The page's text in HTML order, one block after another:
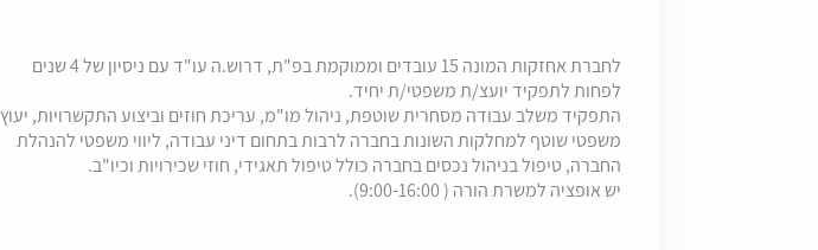
לחברת אחזקות המונה 15 עובדים וממוקמת בפ"ת, דרוש.ה עו"ד עם ניסיון של 4 שנים
לפחות לתפקיד יועצ/ת משפטי/ת יחיד.
התפקיד משלב עבודה מסחרית שוטפת, ניהול מו"מ, עריכת חוזים וביצוע התקשרויות, יעוץ
משפטי שוטף למחלקות השונות בחברה לרבות בתחום דיני עבודה, ליווי משפטי להנהלת
החברה, טיפול בניהול נכסים בחברה כולל טיפול תאגידי, חוזי שכירויות וכיו"ב.
יש אופציה למשרת הורה ( 9:00-16:00).